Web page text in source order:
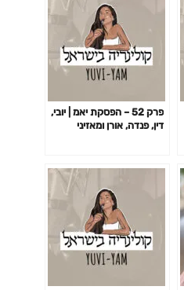
פרק 52 – הפסקת יאמ | יובי,
דין, פנדה, אורן ומאזיני